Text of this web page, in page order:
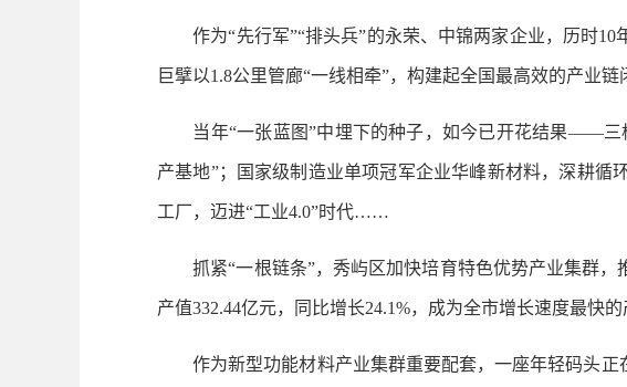
作为“先行军”“排头兵”的永荣、中锦两家企业，历时10
巨擘以1.8公里管廊“一线相牵”，构建起全国最高效的产业链
当年“一张蓝图”中埋下的种子，如今已开花结果——三
产基地”；国家级制造业单项冠军企业华峰新材料，深耕
工厂，迈进“工业4.0”时代……
抓紧“一根链条”，秀屿区加快培育特色优势产业集群，
产值332.44亿元，同比增长24.1%，成为全市增长速度最快的
作为新型功能材料产业集群重要配套，一座年轻码头正